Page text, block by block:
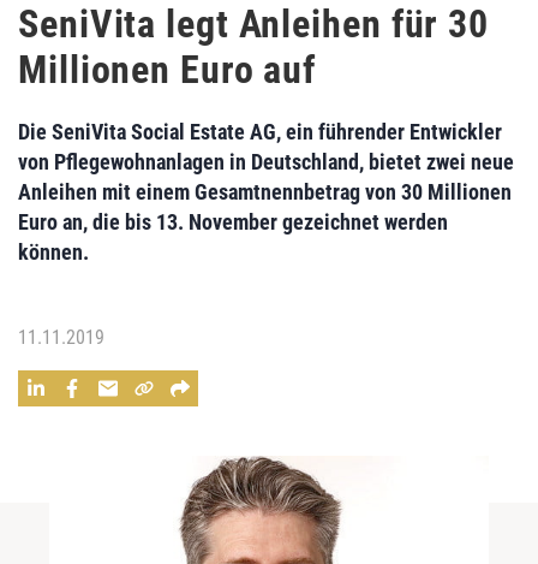
SeniVita legt Anleihen für 30
Millionen Euro auf
Die SeniVita Social Estate AG, ein führender Entwickler
von Pflegewohnanlagen in Deutschland, bietet zwei neue
Anleihen mit einem Gesamtnennbetrag von 30 Millionen
Euro an, die bis 13. November gezeichnet werden
können.
11.11.2019